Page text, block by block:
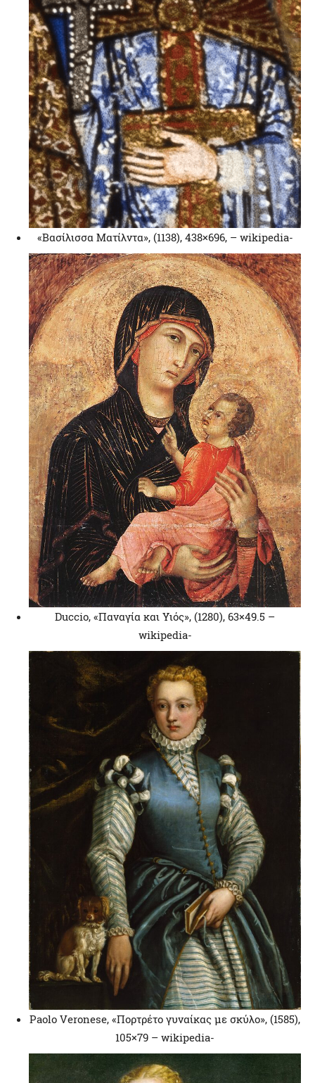
«Βασίλισσα Ματίλντα», (1138), 438×696, – wikipedia-
Duccio, «Παναγία και Υιός», (1280), 63×49.5 –
wikipedia-
Paolo Veronese, «Πορτρέτο γυναίκας με σκύλο», (1585),
105×79 – wikipedia-